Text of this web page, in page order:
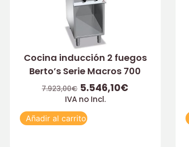
Cocina inducción 2 fuegos
Berto’s Serie Macros 700
7.923,00€ 5.546,10€
IVA no Incl.
Añadir al carrito